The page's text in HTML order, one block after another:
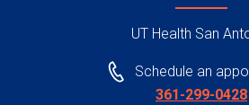
UT Health San
Schedule an
361-299-0428